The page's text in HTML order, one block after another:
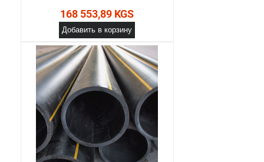
168 553,89 KGS
Добавить в корзину